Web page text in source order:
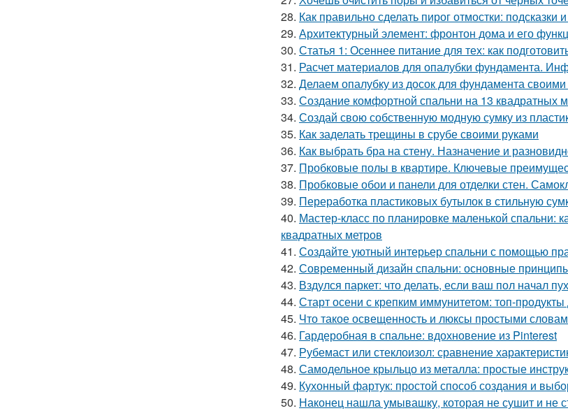
28. Как правильно сделать пирог отмостки: подсказки
29. Архитектурный элемент: фронтон дома и его
30. Статья 1: Осеннее питание для тех: как
31. Расчет материалов для опалубки фундамента.
32. Делаем опалубку из досок для фундамента
33. Создание комфортной спальни на 13 квадратных
34. Создай свою собственную модную сумку из
35. Как заделать трещины в срубе своими руками
36. Как выбрать бра на стену. Назначение и
37. Пробковые полы в квартире. Ключевые
38. Пробковые обои и панели для отделки стен.
39. Переработка пластиковых бутылок в стильную
40. Мастер-класс по планировке маленькой спальни:
квадратных метров
41. Создайте уютный интерьер спальни с помощью
42. Современный дизайн спальни: основные
43. Вздулся паркет: что делать, если ваш пол начал
44. Старт осени с крепким иммунитетом: топ-продукты
45. Что такое освещенность и люксы простыми
46. Гардеробная в спальне: вдохновение из Pinterest
47. Рубемаст или стеклоизол: сравнение
48. Самодельное крыльцо из металла: простые
49. Кухонный фартук: простой способ создания и
50. Наконец нашла умывашку, которая не сушит и не